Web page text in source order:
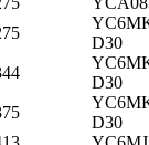
D30
D30
D30